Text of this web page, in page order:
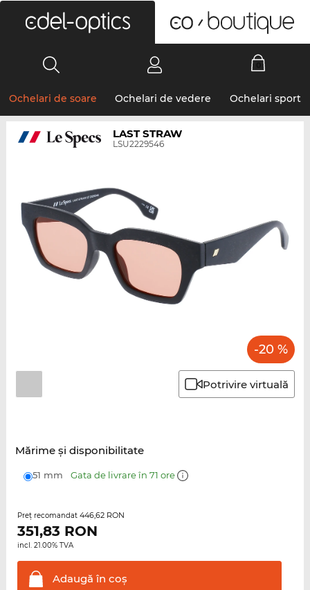
Ochelari de soare Ochelari de vedere Ochelari sport
LAST STRAW
LSU2229546
-20 %
Potrivire virtuală
Mărime şi disponibilitate
51 mm Gata de livrare în 71 ore
Preţ recomandat 446,62 RON
351,83 RON
incl. 21.00% TVA
Adaugă în coş